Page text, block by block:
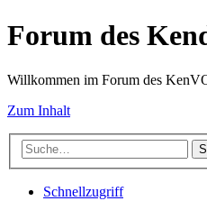
Forum des
Willkommen im Forum des
Zum Inhalt
Schnellzugriff